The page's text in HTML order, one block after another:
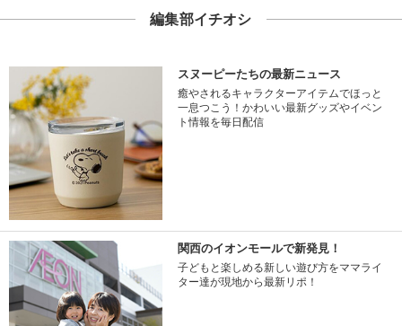
編集部イチオシ
スヌーピーたちの最新ニュース
癒やされるキャラクターアイテムでほっと
一息つこう！かわいい最新グッズやイベン
ト情報を毎日配信
関西のイオンモールで新発見！
子どもと楽しめる新しい遊び方をママライ
ター達が現地から最新リポ！